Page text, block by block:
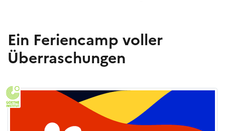
Ein Feriencamp voller
Überraschungen